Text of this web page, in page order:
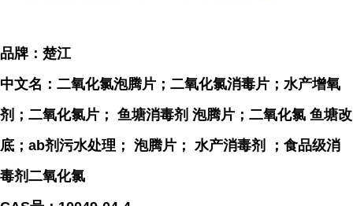
品牌：楚江
中文名：二氧化氯泡腾片；二氧化氯消毒片；水产增氧
剂；二氧化氯片； 鱼塘消毒剂 泡腾片；二氧化氯 鱼塘改
底；ab剂污水处理； 泡腾片； 水产消毒剂 ；食品级消
毒剂二氧化氯